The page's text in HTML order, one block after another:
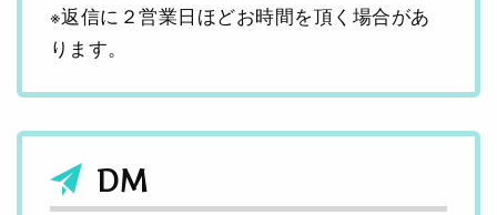
※返信に２営業日ほどお時間を頂く場合があ
ります。
DM